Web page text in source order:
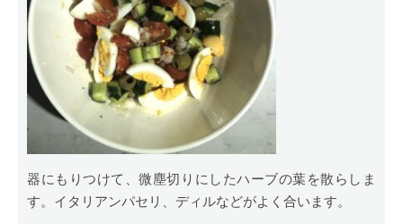
器にもりつけて、微塵切りにしたハーブの葉を散らしま
す。イタリアンパセリ、ディルなどがよく合います。